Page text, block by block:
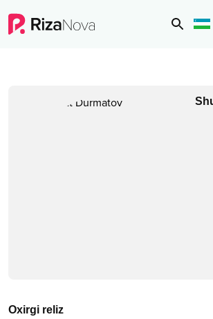
Oxirgi reliz